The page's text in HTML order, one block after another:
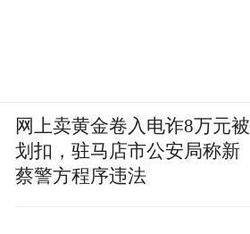
网上卖黄金卷入电诈8万元被
划扣，驻马店市公安局称新
蔡警方程序违法